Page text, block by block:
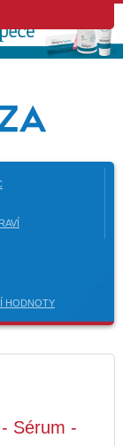
HODNOTY
Sérum -